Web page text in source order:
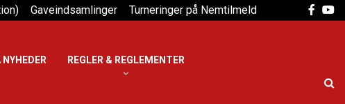
Gaveindsamlinger Turneringer på Nemtilmeld
REGLER & REGLEMENTER